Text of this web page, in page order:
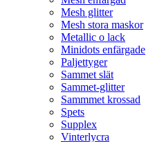
Mesh glitter
Mesh stora maskor
Metallic o lack
Minidots enfärgade
Paljettyger
Sammet slät
Sammet-glitter
Sammmet krossad
Spets
Supplex
Vinterlycra